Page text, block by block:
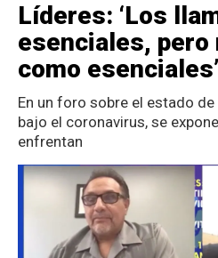
Líderes: ‘Los
esenciales,
como esenciales’
En un foro sobre el estado
bajo el coronavirus, se
enfrentan